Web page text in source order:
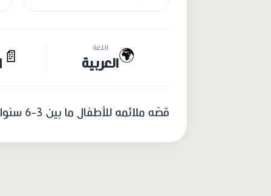
🌍 اللغة
العربية 📄
قصّه ملائمه للأطفال ما بين 3-6 سنوات، تشجّع الطفل على الإنتباه و فهم حالته الجسديّة بطريقة أفضل